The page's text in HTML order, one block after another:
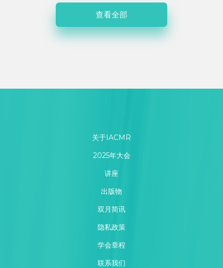
查看全部
关于IACMR
2025年大会
讲座
出版物
双月简讯
隐私政策
学会章程
联系我们